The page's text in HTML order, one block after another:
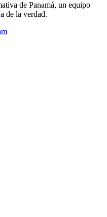
de Panamá, un equipo
de la verdad.